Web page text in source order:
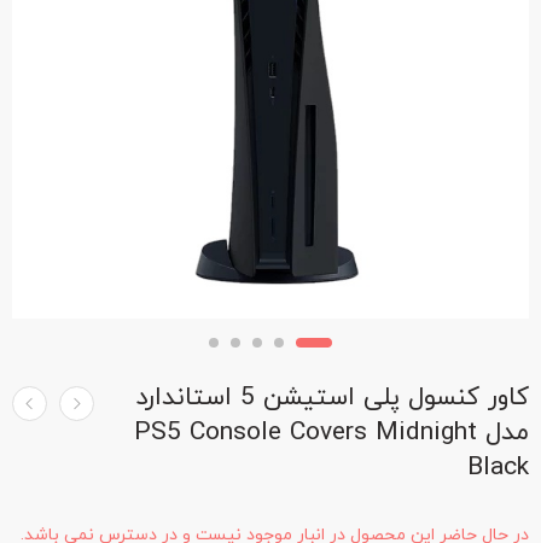
کاور کنسول پلی استیشن 5 استاندارد
مدل PS5 Console Covers Midnight
Black
در حال حاضر این محصول در انبار موجود نیست و در دسترس نمی باشد.